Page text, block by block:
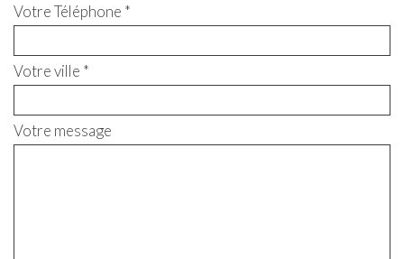
Votre Téléphone *
Votre ville *
Votre message